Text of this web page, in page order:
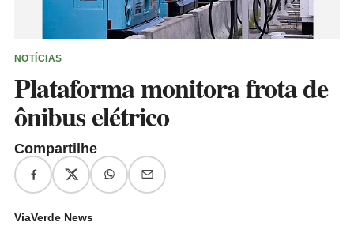
NOTÍCIAS
Plataforma monitora frota de
ônibus elétrico
Compartilhe
ViaVerde News